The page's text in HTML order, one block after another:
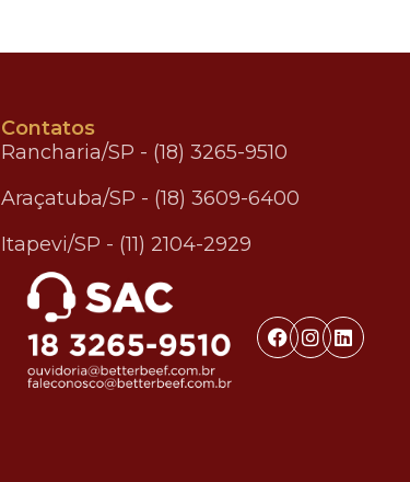
Contatos
Rancharia/SP - (18) 3265-9510
Araçatuba/SP - (18) 3609-6400
Itapevi/SP - (11) 2104-2929